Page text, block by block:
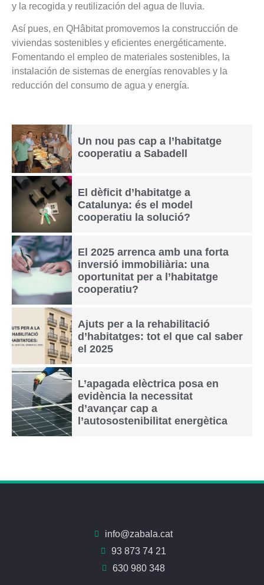
y la recogida y reutilización del agua de lluvia.
Así pues, en QHâbitat promovemos la construcción de
viviendas sostenibles y eficientes energéticamente.
Fomentando el empleo de materiales sostenibles, la
instalación de sistemas de energías renovables y la
reducción del consumo de agua y energía.
Un nou pas cap a l’habitatge
cooperatiu a Sabadell
El dèficit d’habitatge a
Catalunya: és el model
cooperatiu la solució?
El 2025 arrenca amb una forta
inversió immobiliària: una
oportunitat per a l’habitatge
cooperatiu?
Ajuts per a la rehabilitació
d’habitatges: tot el que cal saber
el 2025
L’apagada elèctrica posa en
evidència la necessitat
d’avançar cap a
l’autosostenibilitat energètica
info@zabala.cat
93 873 74 21
630 980 348